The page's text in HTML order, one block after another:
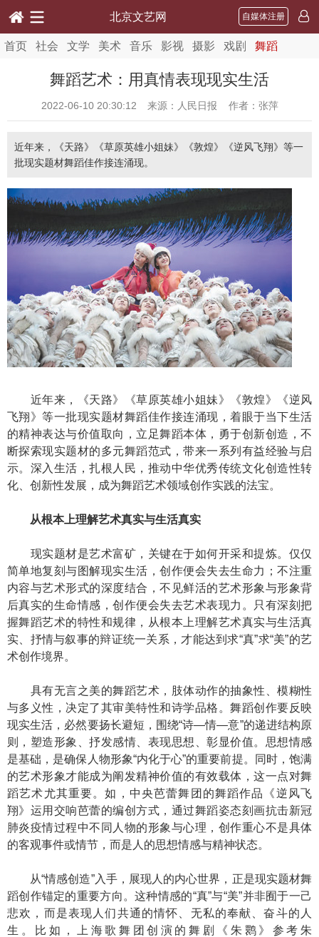
北京文艺网 自媒体注册
首页 社会 文学 美术 音乐 影视 摄影 戏剧 舞蹈
舞蹈艺术：用真情表现现实生活
2022-06-10 20:30:12 来源：人民日报 作者：张萍
近年来，《天路》《草原英雄小姐妹》《敦煌》《逆风飞翔》等一
批现实题材舞蹈佳作接连涌现。
近年来，《天路》《草原英雄小姐妹》《敦煌》《逆风
飞翔》等一批现实题材舞蹈佳作接连涌现，着眼于当下生活
的精神表达与价值取向，立足舞蹈本体，勇于创新创造，不
断探索现实题材的多元舞蹈范式，带来一系列有益经验与启
示。深入生活，扎根人民，推动中华优秀传统文化创造性转
化、创新性发展，成为舞蹈艺术领域创作实践的法宝。
从根本上理解艺术真实与生活真实
现实题材是艺术富矿，关键在于如何开采和提炼。仅仅
简单地复刻与图解现实生活，创作便会失去生命力；不注重
内容与艺术形式的深度结合，不见鲜活的艺术形象与形象背
后真实的生命情感，创作便会失去艺术表现力。只有深刻把
握舞蹈艺术的特性和规律，从根本上理解艺术真实与生活真
实、抒情与叙事的辩证统一关系，才能达到求“真”求“美”的艺
术创作境界。
具有无言之美的舞蹈艺术，肢体动作的抽象性、模糊性
与多义性，决定了其审美特性和诗学品格。舞蹈创作要反映
现实生活，必然要扬长避短，围绕“诗—情—意”的递进结构原
则，塑造形象、抒发感情、表现思想、彰显价值。思想情感
是基础，是确保人物形象“内化于心”的重要前提。同时，饱满
的艺术形象才能成为阐发精神价值的有效载体，这一点对舞
蹈艺术尤其重要。如，中央芭蕾舞团的舞蹈作品《逆风飞
翔》运用交响芭蕾的编创方式，通过舞蹈姿态刻画抗击新冠
肺炎疫情过程中不同人物的形象与心理，创作重心不是具体
的客观事件或情节，而是人的思想情感与精神状态。
从“情感创造”入手，展现人的内心世界，正是现实题材舞
蹈创作锚定的重要方向。这种情感的“真”与“美”并非囿于一己
悲欢，而是表现人们共通的情怀、无私的奉献、奋斗的人
生。比如，上海歌舞团创演的舞剧《朱鹮》参考朱